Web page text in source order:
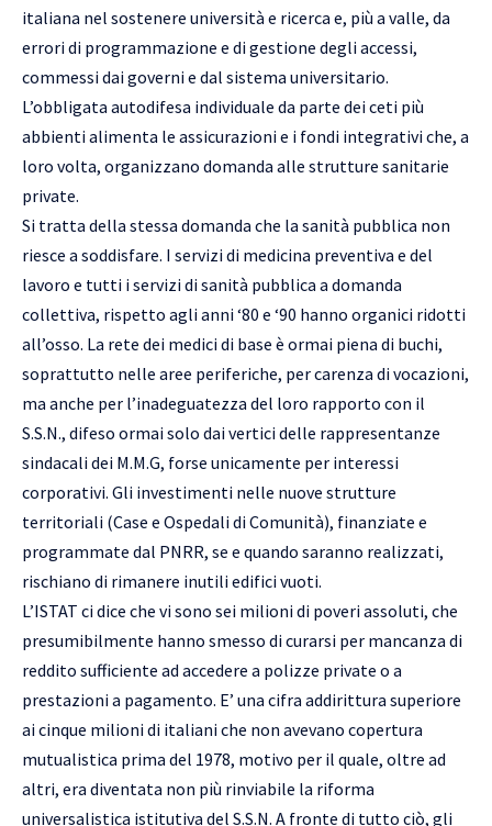
italiana nel sostenere università e ricerca e, più a valle, da
errori di programmazione e di gestione degli accessi,
commessi dai governi e dal sistema universitario.
L’obbligata autodifesa individuale da parte dei ceti più
abbienti alimenta le assicurazioni e i fondi integrativi che, a
loro volta, organizzano domanda alle strutture sanitarie
private.
Si tratta della stessa domanda che la sanità pubblica non
riesce a soddisfare. I servizi di medicina preventiva e del
lavoro e tutti i servizi di sanità pubblica a domanda
collettiva, rispetto agli anni ‘80 e ‘90 hanno organici ridotti
all’osso. La rete dei medici di base è ormai piena di buchi,
soprattutto nelle aree periferiche, per carenza di vocazioni,
ma anche per l’inadeguatezza del loro rapporto con il
S.S.N., difeso ormai solo dai vertici delle rappresentanze
sindacali dei M.M.G, forse unicamente per interessi
corporativi. Gli investimenti nelle nuove strutture
territoriali (Case e Ospedali di Comunità), finanziate e
programmate dal PNRR, se e quando saranno realizzati,
rischiano di rimanere inutili edifici vuoti.
L’ISTAT ci dice che vi sono sei milioni di poveri assoluti, che
presumibilmente hanno smesso di curarsi per mancanza di
reddito sufficiente ad accedere a polizze private o a
prestazioni a pagamento. E’ una cifra addirittura superiore
ai cinque milioni di italiani che non avevano copertura
mutualistica prima del 1978, motivo per il quale, oltre ad
altri, era diventata non più rinviabile la riforma
universalistica istitutiva del S.S.N. A fronte di tutto ciò, gli